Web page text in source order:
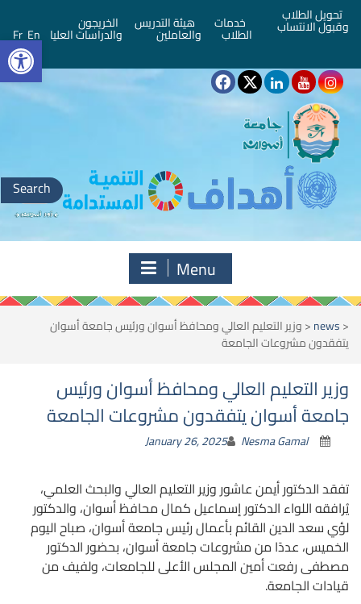
تحويل الطلاب
وقبول الانتساب خدمات
الطلاب
هيئة التدريس
والعاملين
الخريجون
والدراسات العليا En
Fr
Search
for:
Menu
<
news
<وزير التعليم العالي ومحافظ أسوان ورئيس جامعة أسوان
يتفقدون مشروعات الجامعة
وزير التعليم العالي ومحافظ أسوان ورئيس
جامعة أسوان يتفقدون مشروعات الجامعة
January 26, 2025 Nesma Gamal
تفقد الدكتور أيمن عاشور وزير التعليم العالي والبحث العلمي،
يُرافقه اللواء الدكتور إسماعيل كمال محافظ أسوان، والدكتور
لؤي سعد الدين القائم بأعمال رئيس جامعة أسوان، صباح اليوم
الخميس، عددًا من مشروعات جامعة أسوان، بحضور الدكتور
مصطفى رفعت أمين المجلس الأعلى للجامعات، ولفيف من
قيادات الجامعة.